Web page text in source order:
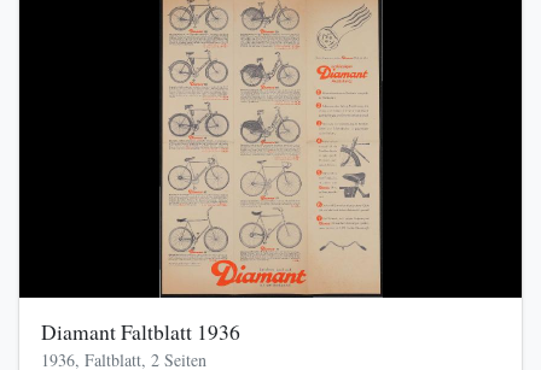
Diamant Faltblatt 1936
1936, Faltblatt, 2 Seiten